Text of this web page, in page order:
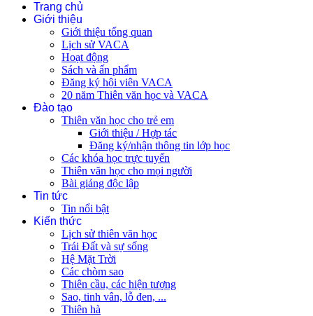
Trang chủ
Giới thiệu
Giới thiệu tổng quan
Lịch sử VACA
Hoạt động
Sách và ấn phẩm
Đăng ký hội viên VACA
20 năm Thiên văn học và VACA
Đào tạo
Thiên văn học cho trẻ em
Giới thiệu / Hợp tác
Đăng ký/nhận thông tin lớp học
Các khóa học trực tuyến
Thiên văn học cho mọi người
Bài giảng độc lập
Tin tức
Tin nổi bật
Kiến thức
Lịch sử thiên văn học
Trái Đất và sự sống
Hệ Mặt Trời
Các chòm sao
Thiên cầu, các hiện tượng
Sao, tinh vân, lỗ đen, ...
Thiên hà